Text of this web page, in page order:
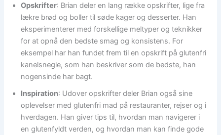
Opskrifter: Brian deler en lang række opskrifter, lige fra
lækre brød og boller til søde kager og desserter. Han
eksperimenterer med forskellige meltyper og teknikker
for at opnå den bedste smag og konsistens. For
eksempel har han fundet frem til en opskrift på glutenfri
kanelsnegle, som han beskriver som de bedste, han
nogensinde har bagt. ​
Inspiration: Udover opskrifter deler Brian også sine
oplevelser med glutenfri mad på restauranter, rejser og i
hverdagen. Han giver tips til, hvordan man navigerer i
en glutenfyldt verden, og hvordan man kan finde gode